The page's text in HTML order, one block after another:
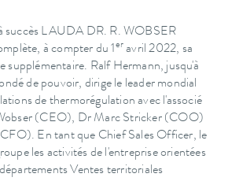
succès LAUDA DR. R. WOBSER
à compter du 1er avril 2022, sa
supplémentaire. Ralf Hermann, jusqu'à
de pouvoir, dirige le leader mondial
de thermorégulation avec l'associé
(CEO), Dr Marc Stricker (COO)
En tant que Chief Sales Officer, le
les activités de l'entreprise orientées
Ventes territoriales